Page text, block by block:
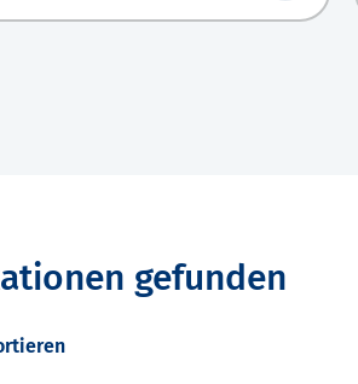
gefunden